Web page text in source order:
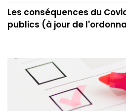
Les conséquences du
publics (à jour de